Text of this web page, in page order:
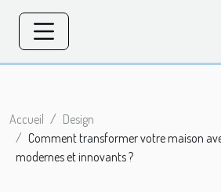
Accueil
Design
Comment transformer votre maison
modernes et innovants ?